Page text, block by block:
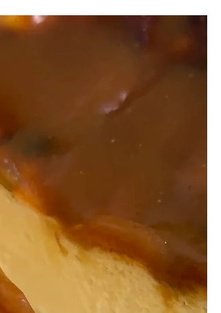
kas gali būti geriau? Tokiu tortu
pradžiuginsite savo artimuosius bet kokios
visus ingredientus (grietinė, sviestas,